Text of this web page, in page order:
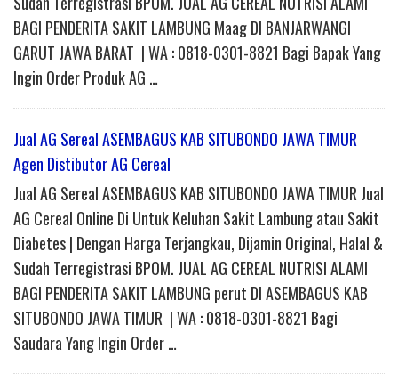
BAGI PENDERITA SAKIT LAMBUNG Maag DI BANJARWANGI
GARUT JAWA BARAT | WA : 0818-0301-8821 Bagi Bapak Yang
Ingin Order Produk AG …
Jual AG Sereal ASEMBAGUS KAB SITUBONDO JAWA TIMUR
Agen Distibutor AG Cereal
Jual AG Sereal ASEMBAGUS KAB SITUBONDO JAWA TIMUR Jual
AG Cereal Online Di Untuk Keluhan Sakit Lambung atau Sakit
Diabetes | Dengan Harga Terjangkau, Dijamin Original, Halal &
Sudah Terregistrasi BPOM. JUAL AG CEREAL NUTRISI ALAMI
BAGI PENDERITA SAKIT LAMBUNG perut DI ASEMBAGUS KAB
SITUBONDO JAWA TIMUR | WA : 0818-0301-8821 Bagi
Saudara Yang Ingin Order …